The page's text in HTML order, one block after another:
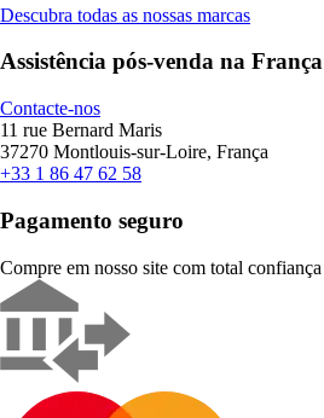
Descubra todas as nossas marcas
Assistência pós-venda na França
Contacte-nos
11 rue Bernard Maris
37270 Montlouis-sur-Loire, França
+33 1 86 47 62 58
Pagamento seguro
Compre em nosso site com total confiança